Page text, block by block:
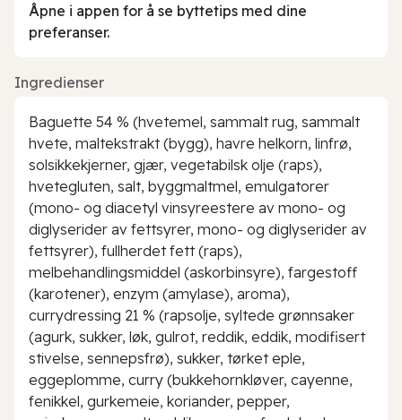
Åpne i appen for å se byttetips med dine
preferanser.
Ingredienser
Baguette 54 % (hvetemel, sammalt rug, sammalt
hvete, maltekstrakt (bygg), havre helkorn, linfrø,
solsikkekjerner, gjær, vegetabilsk olje (raps),
hvetegluten, salt, byggmaltmel, emulgatorer
(mono- og diacetyl vinsyreestere av mono- og
diglyserider av fettsyrer, mono- og diglyserider av
fettsyrer), fullherdet fett (raps),
melbehandlingsmiddel (askorbinsyre), fargestoff
(karotener), enzym (amylase), aroma),
currydressing 21 % (rapsolje, syltede grønnsaker
(agurk, sukker, løk, gulrot, reddik, eddik, modifisert
stivelse, sennepsfrø), sukker, tørket eple,
eggeplomme, curry (bukkehornkløver, cayenne,
fenikkel, gurkemeie, koriander, pepper,